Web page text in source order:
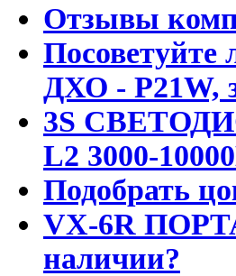
Отзывы
ДХО - P21W,
3S
L2 3000-
Подобрать
VX-6R
наличии?